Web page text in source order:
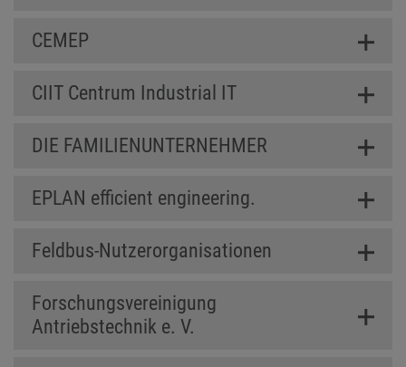
CEMEP
CIIT Centrum Industrial IT
DIE FAMILIENUNTERNEHMER
EPLAN efficient engineering.
Feldbus-Nutzerorganisationen
Forschungsvereinigung
Antriebstechnik e. V.